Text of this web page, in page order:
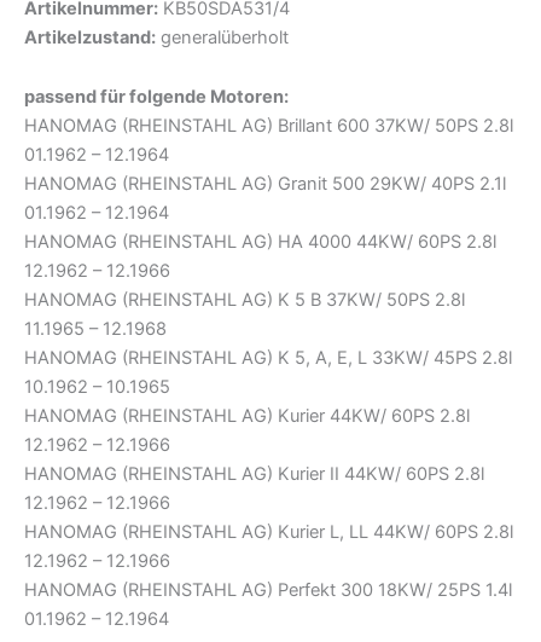
Artikelnummer: KB50SDA531/4
Artikelzustand: generalüberholt
passend für folgende Motoren:
HANOMAG (RHEINSTAHL AG) Brillant 600 37KW/ 50PS 2.8l
01.1962 – 12.1964
HANOMAG (RHEINSTAHL AG) Granit 500 29KW/ 40PS 2.1l
01.1962 – 12.1964
HANOMAG (RHEINSTAHL AG) HA 4000 44KW/ 60PS 2.8l
12.1962 – 12.1966
HANOMAG (RHEINSTAHL AG) K 5 B 37KW/ 50PS 2.8l
11.1965 – 12.1968
HANOMAG (RHEINSTAHL AG) K 5, A, E, L 33KW/ 45PS 2.8l
10.1962 – 10.1965
HANOMAG (RHEINSTAHL AG) Kurier 44KW/ 60PS 2.8l
12.1962 – 12.1966
HANOMAG (RHEINSTAHL AG) Kurier II 44KW/ 60PS 2.8l
12.1962 – 12.1966
HANOMAG (RHEINSTAHL AG) Kurier L, LL 44KW/ 60PS 2.8l
12.1962 – 12.1966
HANOMAG (RHEINSTAHL AG) Perfekt 300 18KW/ 25PS 1.4l
01.1962 – 12.1964